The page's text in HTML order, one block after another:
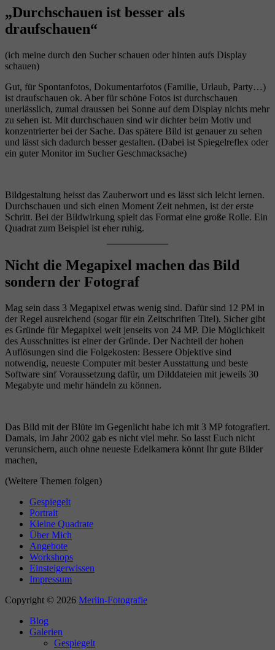
„Durchschauen ist besser als
draufschauen“
(ich meine durch den Sucher schauen oder hinten aufs Display
schauen)
Gut, für Spontanfotos, Dokumentarfotos (Familie, Urlaub, Party…)
ist draufschauen ok. Aber für schöne Fotos ist durchschauen
unerlässlich, zumal draussen bei Sonne auf dem Display nichts mehr
zu sehen ist. Mit durchschauen sind wir dichter beim Motiv und
konzentrierter bei der Sache. Das spätere Bild ist genauer zu sehen
und lässt sich dadurch besser gestalten. (Dabei ist Spiegelreflex oder
ein guter Monitor im Sucher Geschmacksache)
Bildgestaltung heisst das Zauberwort und es lässt sich leicht lernen.
Durchschauen und sich einen Moment Zeit nehmen, ist der erste
Schritt. Bei der Bildwirkung spielt das Format eine große Rolle. Ein
Quadrat zum Beispiel ist eher ruhig.
Nicht die Megapixel machen das Bild
sondern der Fotograf
Mag sein dass 3 Megapixel etwas wenig sind. Dafür sind 12 PM in
der Regel ausreichend (sogar für ein Zeitschriften Titel). Sicher gibt
es Gründe für Megapixel weit jenseits von 24 MP. Die Möglichkeit
des Ausschnittes ist einer der Gründe. Der Nachteil der hohen
Auflösungen sind die Folgekosten: Bessere Objektive sind
notwendig, neueste Computer mit bester Ausstattung und beste
Software sinf Voraussetzung dafür, um Dilddateien mit jeweils 30
Megabyte und mehr händeln zu können.
Das Bild mit der Blüte im Gegenlicht habe ich mit 3 MP fotografiert.
Damals, im Jahr 2002 gab es nicht viel mehr. So lasst Euch nicht
verunsichern, auch ohne neueste Edelkamera könnt Ihr gute Bilder
machen,
(Weitere Themen folgen)
Gespiegelt
Portrait
Kleine Quadrate
Über Mich
Angebote
Workshops
Einsteigerwissen
Impressum
Copyright © 2026 Merlin-Fotografie
Blog
Galerien
Gespiegelt